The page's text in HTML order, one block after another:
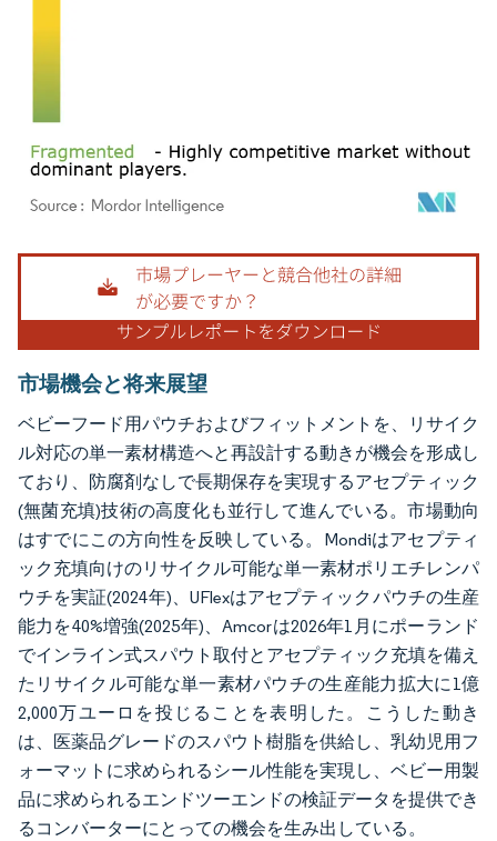
画像 © Mordor Intelligence。再利用にはCC BY 4.0の表示が必要です。
市場機会と将来展望
ベビーフード用パウチおよびフィットメントを、リサイク
ル対応の単一素材構造へと再設計する動きが機会を形成し
ており、防腐剤なしで長期保存を実現するアセプティック
(無菌充填)技術の高度化も並行して進んでいる。市場動向
はすでにこの方向性を反映している。Mondiはアセプティ
ック充填向けのリサイクル可能な単一素材ポリエチレンパ
ウチを実証(2024年)、UFlexはアセプティックパウチの生産
能力を40%増強(2025年)、Amcorは2026年1月にポーランド
でインライン式スパウト取付とアセプティック充填を備え
たリサイクル可能な単一素材パウチの生産能力拡大に1億
2,000万ユーロを投じることを表明した。こうした動き
は、医薬品グレードのスパウト樹脂を供給し、乳幼児用フ
ォーマットに求められるシール性能を実現し、ベビー用製
品に求められるエンドツーエンドの検証データを提供でき
るコンバーターにとっての機会を生み出している。